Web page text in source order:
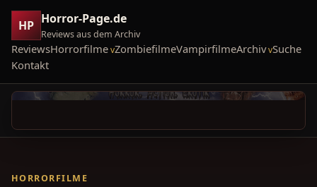
HP Horror-Page.de
Reviews aus dem Archiv
ReviewsHorrorfilme ZombiefilmeVampirfilmeArchiv Suche
Kontakt
HORRORFILME